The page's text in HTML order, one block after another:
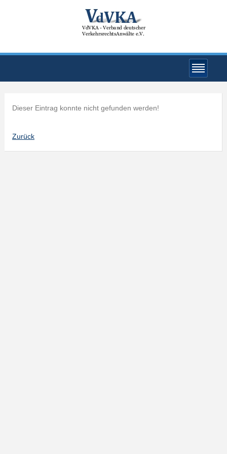
Dieser Eintrag konnte nicht gefunden werden!
Zurück